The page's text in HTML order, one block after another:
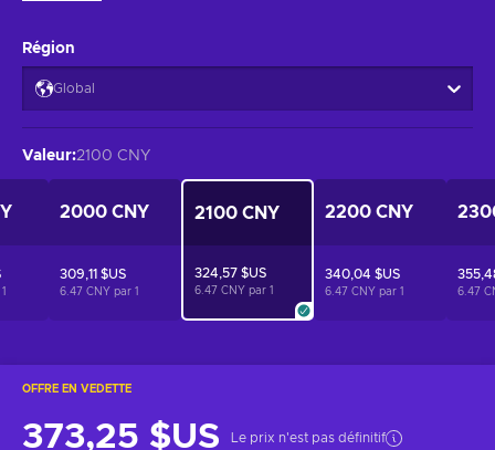
OFFRE EN VEDETTE
373,25 $US Le prix n'est pas définitif
Région
Global
Valeur:2100 CNY
1
2000 CNY
309,11 $US
6.47 CNY par 1
2100 CNY
324,57 $US
6.47 CNY par 1
2200 CNY
340,04 $US
6.47 CNY par 1 6.47